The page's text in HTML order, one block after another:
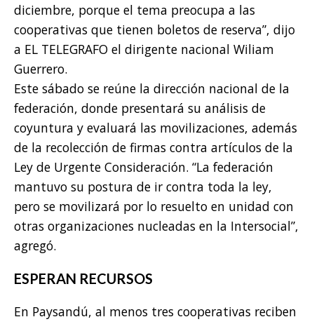
diciembre, porque el tema preocupa a las
cooperativas que tienen boletos de reserva”, dijo
a EL TELEGRAFO el dirigente nacional Wiliam
Guerrero.
Este sábado se reúne la dirección nacional de la
federación, donde presentará su análisis de
coyuntura y evaluará las movilizaciones, además
de la recolección de firmas contra artículos de la
Ley de Urgente Consideración. “La federación
mantuvo su postura de ir contra toda la ley,
pero se movilizará por lo resuelto en unidad con
otras organizaciones nucleadas en la Intersocial”,
agregó.
ESPERAN RECURSOS
En Paysandú, al menos tres cooperativas reciben